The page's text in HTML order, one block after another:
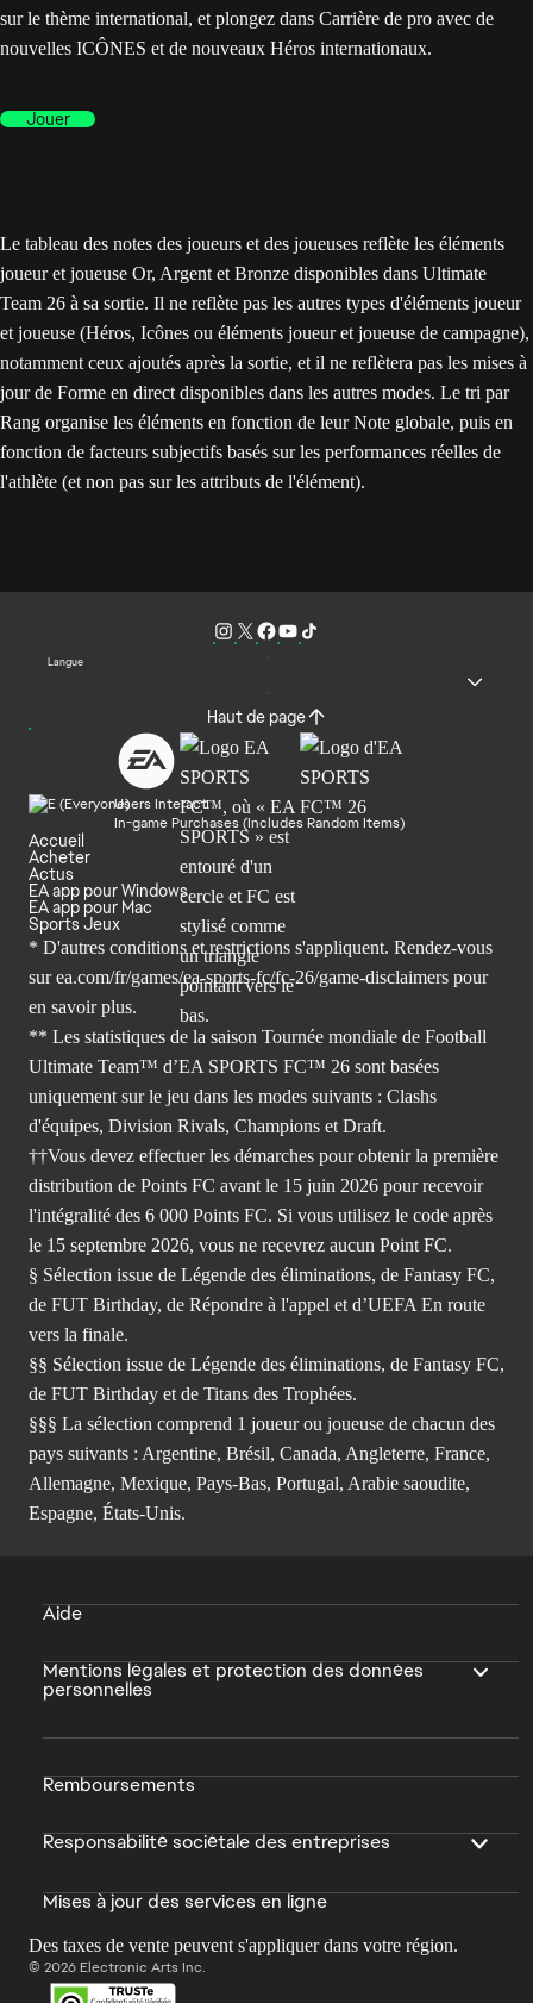
sur le thème international, et plongez dans Carrière de pro avec de
nouvelles ICÔNES et de nouveaux Héros internationaux.
Jouer
Le tableau des notes des joueurs et des joueuses reflète les éléments
joueur et joueuse Or, Argent et Bronze disponibles dans Ultimate
Team 26 à sa sortie. Il ne reflète pas les autres types d'éléments joueur
et joueuse (Héros, Icônes ou éléments joueur et joueuse de campagne),
notamment ceux ajoutés après la sortie, et il ne reflètera pas les mises à
jour de Forme en direct disponibles dans les autres modes. Le tri par
Rang organise les éléments en fonction de leur Note globale, puis en
fonction de facteurs subjectifs basés sur les performances réelles de
l'athlète (et non pas sur les attributs de l'élément).
Langue
Haut de page
Users Interact
In-game Purchases (Includes Random Items)
Accueil
Acheter
Actus
EA app pour Windows
EA app pour Mac
Sports Jeux
* D'autres conditions et restrictions s'appliquent. Rendez-vous
sur ea.com/fr/games/ea-sports-fc/fc-26/game-disclaimers pour
en savoir plus.
** Les statistiques de la saison Tournée mondiale de Football
Ultimate Team™ d’EA SPORTS FC™ 26 sont basées
uniquement sur le jeu dans les modes suivants : Clashs
d'équipes, Division Rivals, Champions et Draft.
††Vous devez effectuer les démarches pour obtenir la première
distribution de Points FC avant le 15 juin 2026 pour recevoir
l'intégralité des 6 000 Points FC. Si vous utilisez le code après
le 15 septembre 2026, vous ne recevrez aucun Point FC.
§ Sélection issue de Légende des éliminations, de Fantasy FC,
de FUT Birthday, de Répondre à l'appel et d’UEFA En route
vers la finale.
§§ Sélection issue de Légende des éliminations, de Fantasy FC,
de FUT Birthday et de Titans des Trophées.
§§§ La sélection comprend 1 joueur ou joueuse de chacun des
pays suivants : Argentine, Brésil, Canada, Angleterre, France,
Allemagne, Mexique, Pays-Bas, Portugal, Arabie saoudite,
Espagne, États-Unis.
Aide
Mentions légales et protection des données
personnelles
Remboursements
Responsabilité sociétale des entreprises
Mises à jour des services en ligne
Des taxes de vente peuvent s'appliquer dans votre région.
© 2026 Electronic Arts Inc.